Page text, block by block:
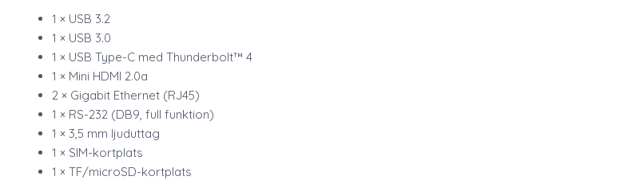
1 × USB 3.2
1 × USB 3.0
1 × USB Type-C med Thunderbolt™ 4
1 × Mini HDMI 2.0a
2 × Gigabit Ethernet (RJ45)
1 × RS-232 (DB9, full funktion)
1 × 3,5 mm ljuduttag
1 × SIM-kortplats
1 × TF/microSD-kortplats